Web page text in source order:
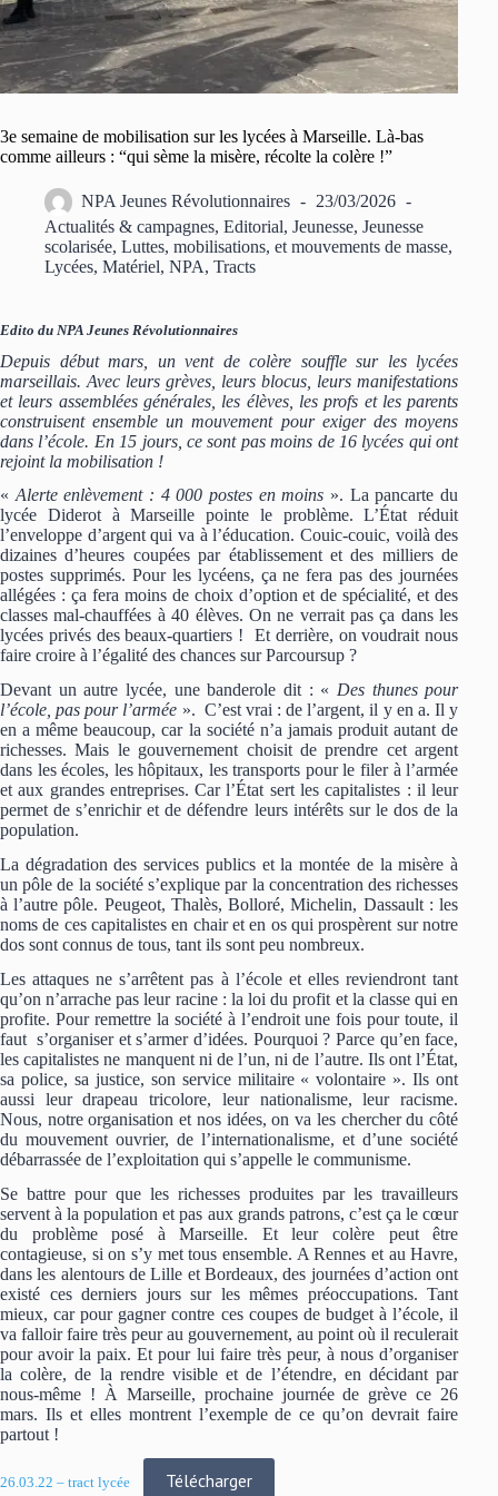
3e semaine de mobilisation sur les lycées à Marseille. Là-bas
comme ailleurs : “qui sème la misère, récolte la colère !”
NPA Jeunes Révolutionnaires
23/03/2026
Actualités & campagnes, Editorial, Jeunesse, Jeunesse
scolarisée, Luttes, mobilisations, et mouvements de masse,
Lycées, Matériel, NPA, Tracts
Edito du NPA Jeunes Révolutionnaires
Depuis début mars, un vent de colère souffle sur les lycées
marseillais. Avec leurs grèves, leurs blocus, leurs manifestations
et leurs assemblées générales, les élèves, les profs et les parents
construisent ensemble un mouvement pour exiger des moyens
dans l’école. En 15 jours, ce sont pas moins de 16 lycées qui ont
rejoint la mobilisation !
« Alerte enlèvement : 4 000 postes en moins ». La pancarte du
lycée Diderot à Marseille pointe le problème. L’État réduit
l’enveloppe d’argent qui va à l’éducation. Couic-couic, voilà des
dizaines d’heures coupées par établissement et des milliers de
postes supprimés. Pour les lycéens, ça ne fera pas des journées
allégées : ça fera moins de choix d’option et de spécialité, et des
classes mal-chauffées à 40 élèves. On ne verrait pas ça dans les
lycées privés des beaux-quartiers ! Et derrière, on voudrait nous
faire croire à l’égalité des chances sur Parcoursup ?
Devant un autre lycée, une banderole dit : « Des thunes pour
l’école, pas pour l’armée ». C’est vrai : de l’argent, il y en a. Il y
en a même beaucoup, car la société n’a jamais produit autant de
richesses. Mais le gouvernement choisit de prendre cet argent
dans les écoles, les hôpitaux, les transports pour le filer à l’armée
et aux grandes entreprises. Car l’État sert les capitalistes : il leur
permet de s’enrichir et de défendre leurs intérêts sur le dos de la
population.
La dégradation des services publics et la montée de la misère à
un pôle de la société s’explique par la concentration des richesses
à l’autre pôle. Peugeot, Thalès, Bolloré, Michelin, Dassault : les
noms de ces capitalistes en chair et en os qui prospèrent sur notre
dos sont connus de tous, tant ils sont peu nombreux.
Les attaques ne s’arrêtent pas à l’école et elles reviendront tant
qu’on n’arrache pas leur racine : la loi du profit et la classe qui en
profite. Pour remettre la société à l’endroit une fois pour toute, il
faut s’organiser et s’armer d’idées. Pourquoi ? Parce qu’en face,
les capitalistes ne manquent ni de l’un, ni de l’autre. Ils ont l’État,
sa police, sa justice, son service militaire « volontaire ». Ils ont
aussi leur drapeau tricolore, leur nationalisme, leur racisme.
Nous, notre organisation et nos idées, on va les chercher du côté
du mouvement ouvrier, de l’internationalisme, et d’une société
débarrassée de l’exploitation qui s’appelle le communisme.
Se battre pour que les richesses produites par les travailleurs
servent à la population et pas aux grands patrons, c’est ça le cœur
du problème posé à Marseille. Et leur colère peut être
contagieuse, si on s’y met tous ensemble. A Rennes et au Havre,
dans les alentours de Lille et Bordeaux, des journées d’action ont
existé ces derniers jours sur les mêmes préoccupations. Tant
mieux, car pour gagner contre ces coupes de budget à l’école, il
va falloir faire très peur au gouvernement, au point où il reculerait
pour avoir la paix. Et pour lui faire très peur, à nous d’organiser
la colère, de la rendre visible et de l’étendre, en décidant par
nous-même ! À Marseille, prochaine journée de grève ce 26
mars. Ils et elles montrent l’exemple de ce qu’on devrait faire
partout !
26.03.22 – tract lycée Télécharger